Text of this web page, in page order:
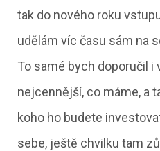
tak do nového roku
udělám víc času sám na
To samé bych doporučil i
nejcennější, co máme, a
koho ho budete
sebe, ještě chvilku tam